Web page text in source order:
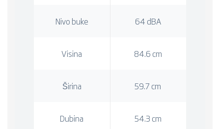
Nivo buke 64 dBA
Visina 84.6 cm
Širina 59.7 cm
Dubina 54.3 cm